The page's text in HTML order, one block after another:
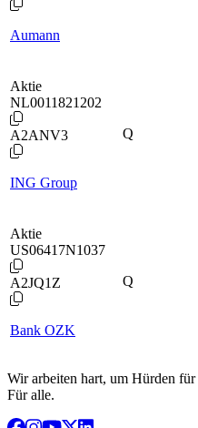
Aumann
Aktie
NL0011821202
A2ANV3
ING Group
Q
Aktie
US06417N1037
A2JQ1Z
Bank OZK
Q
Wir arbeiten hart, um Hürden
Für alle.